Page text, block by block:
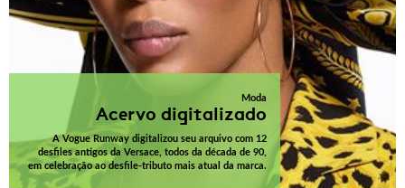
Moda
Acervo digitalizado
A Vogue Runway digitalizou seu arquivo com 12
desfiles antigos da Versace, todos da década de 90,
em celebração ao desfile-tributo mais atual da marca.